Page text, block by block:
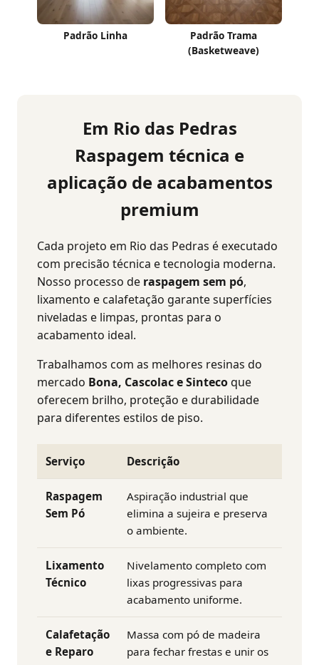
Padrão Linha
Padrão Trama
(Basketweave)
Em Rio das Pedras
Raspagem técnica e
aplicação de acabamentos
premium
Cada projeto em Rio das Pedras é executado
com precisão técnica e tecnologia moderna.
Nosso processo de raspagem sem pó,
lixamento e calafetação garante superfícies
niveladas e limpas, prontas para o
acabamento ideal.
Trabalhamos com as melhores resinas do
mercado Bona, Cascolac e Sintecoque
oferecem brilho, proteção e durabilidade
para diferentes estilos de piso.
Serviço Descrição
Raspagem
Sem Pó
Aspiração industrial que
elimina a sujeira e preserva
o ambiente.
Lixamento
Técnico
Nivelamento completo com
lixas progressivas para
acabamento uniforme.
Calafetação
e Reparo
Massa com pó de madeira
para fechar frestas e unir os